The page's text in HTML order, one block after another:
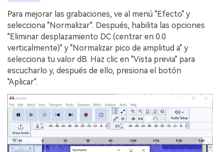
Para mejorar las grabaciones, ve al menú "Efecto" y
selecciona "Normalizar". Después, habilita las opciones
"Eliminar desplazamiento DC (centrar en 0.0
verticalmente)" y "Normalizar pico de amplitud a" y
selecciona tu valor dB. Haz clic en "Vista previa" para
escucharlo y, después de ello, presiona el botón
"Aplicar".